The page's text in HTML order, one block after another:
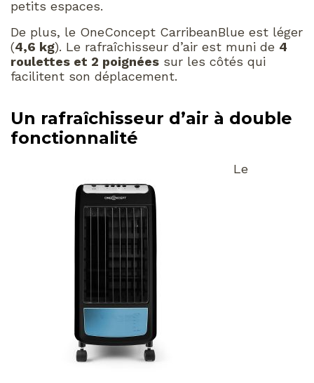
petits espaces.
De plus, le OneConcept CarribeanBlue est léger
(4,6 kg). Le rafraîchisseur d’air est muni de 4
roulettes et 2 poignées sur les côtés qui
facilitent son déplacement.
Un rafraîchisseur d’air à double
fonctionnalité
Le